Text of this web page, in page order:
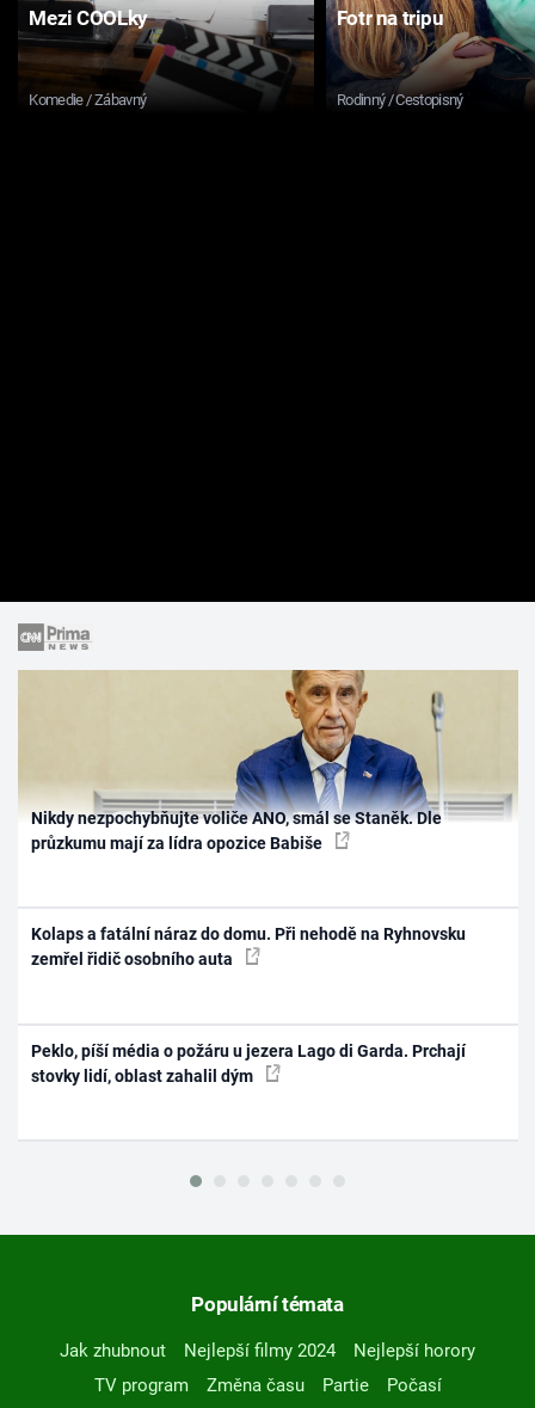
Mezi COOLky
Komedie / Zábavný
Fotr na tripu
Rodinný / Cestopisný
Nikdy nezpochybňujte voliče ANO, smál se Staněk. Dle
průzkumu mají za lídra opozice Babiše
Kolaps a fatální náraz do domu. Při nehodě na Ryhnovsku
zemřel řidič osobního auta
Peklo, píší média o požáru u jezera Lago di Garda. Prchají
stovky lidí, oblast zahalil dým
Populární témata
Jak zhubnout Nejlepší filmy 2024
Nejlepší horory
TV program
Změna času Partie
Počasí